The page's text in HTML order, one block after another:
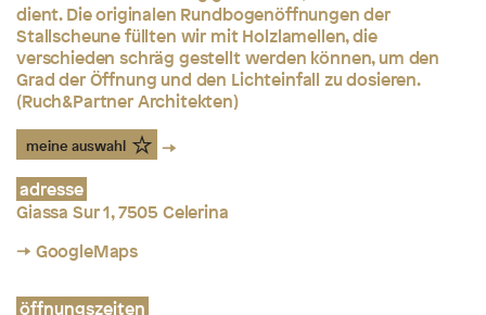
dient. Die originalen Rundbogenöffnungen der
Stallscheune füllten wir mit Holzlamellen, die
verschieden schräg gestellt werden können, um den
Grad der Öffnung und den Lichteinfall zu dosieren.
(Ruch&Partner Architekten)
meine auswahl
adresse
Giassa Sur 1, 7505 Celerina
→ GoogleMaps
öffnungszeiten